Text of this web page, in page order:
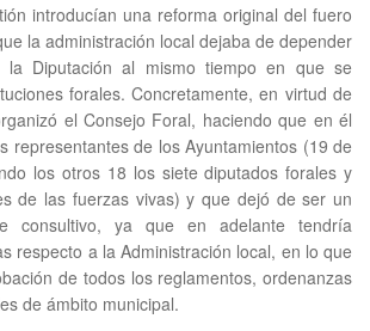
introducían una reforma original del fuero
la administración local dejaba de depender
la Diputación al mismo tiempo en que se
forales. Concretamente, en virtud de
el Consejo Foral, haciendo que en él
representantes de los Ayuntamientos (19 de
los otros 18 los siete diputados forales y
de las fuerzas vivas) y que dejó de ser un
consultivo, ya que en adelante tendría
respecto a la Administración local, en lo que
de todos los reglamentos, ordenanzas
de ámbito municipal.